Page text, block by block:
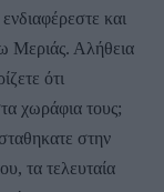
και
Μεριάς. Αλήθεια
ότι
χωράφια τους;
στην
τα τελευταία